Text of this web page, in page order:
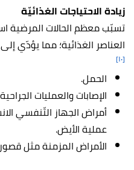
زيادة الاحتياجات الغذائيّة
تسبّب معظم الحالات المرضية
العناصر الغذائية؛ مما يؤدّي
[١٠]
الحمل.
الإصابات والعمليات
أمراض الجهاز التّنفسي
عملية الأيض.
الأمراض المزمنة مثل